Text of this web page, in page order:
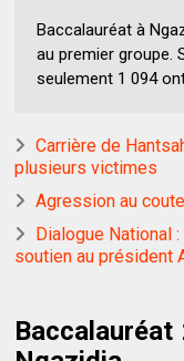
Baccalauréat à
au premier groupe.
seulement 1 094
Carrière de
plusieurs victimes
Agression au
Dialogue National
soutien au président